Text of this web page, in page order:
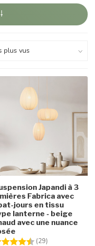
Japandi à 3
Fabrica avec
jours en tissu
lanterne - beige
avec une nuance
(29)